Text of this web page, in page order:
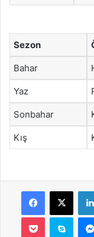
Sezon
Bahar
Yaz
Sonbahar
Kış
Facebook
X
Pocket